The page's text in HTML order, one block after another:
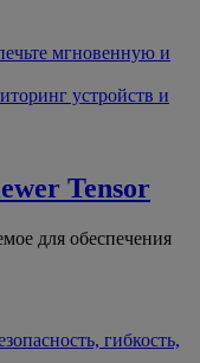
мгновенную и
устройств и
Tensor
для обеспечения
гибкость,